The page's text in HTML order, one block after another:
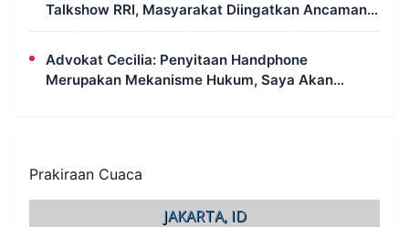
Talkshow RRI, Masyarakat Diingatkan Ancaman
Pidana Pembakaran Lahan
Advokat Cecilia: Penyitaan Handphone
Merupakan Mekanisme Hukum, Saya Akan
Prakiraan Cuaca
JAKARTA, ID